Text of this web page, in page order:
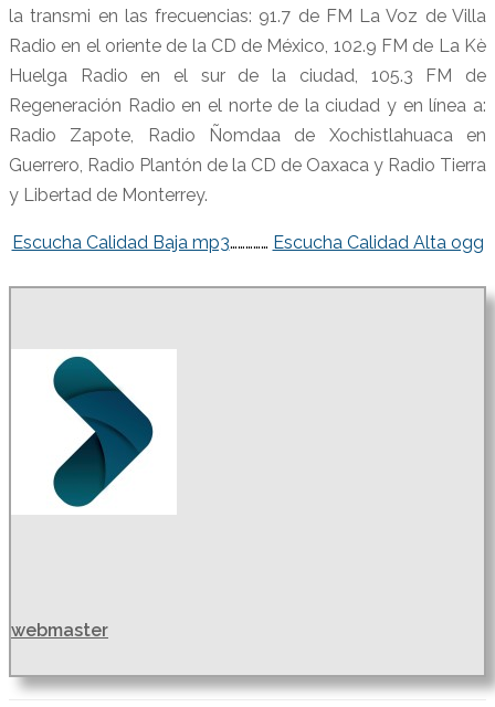
la transmi en las frecuencias: 91.7 de FM La Voz de Villa
Radio en el oriente de la CD de México, 102.9 FM de La Kè
Huelga Radio en el sur de la ciudad, 105.3 FM de
Regeneración Radio en el norte de la ciudad y en línea a:
Radio Zapote, Radio Ñomdaa de Xochistlahuaca en
Guerrero, Radio Plantón de la CD de Oaxaca y Radio Tierra
y Libertad de Monterrey.
Escucha Calidad Baja mp3…………… Escucha Calidad Alta ogg
webmaster